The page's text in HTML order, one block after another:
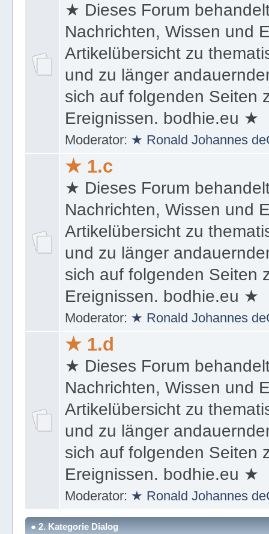
★ 1.b
★ Dieses Forum
Nachrichten, Wissen und
Artikelübersicht zu
und zu länger
sich auf folgenden Seiten
Ereignissen. bodhie.eu ★
Moderator:
★ 1.c
★ Dieses Forum
Nachrichten, Wissen und
Artikelübersicht zu
und zu länger
sich auf folgenden Seiten
Ereignissen. bodhie.eu ★
Moderator:
★ 1.d
★ Dieses Forum
Nachrichten, Wissen und
Artikelübersicht zu
und zu länger
sich auf folgenden Seiten
Ereignissen. bodhie.eu ★
Moderator:★ Ronald Johannes